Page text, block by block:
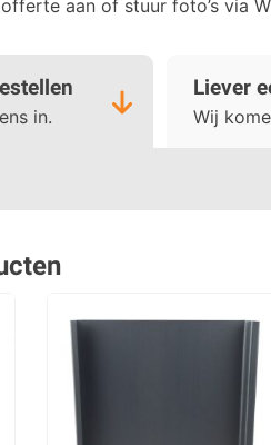
aan of stuur foto’s via
in.
Liever
Wij